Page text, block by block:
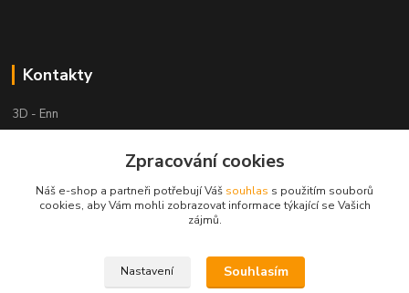
Kontakty
3D - Enn
+420 605525911
tisk-3d@seznam.cz
Zpracování cookies
Náš e-shop a partneři potřebují Váš souhlas s použitím souborů
cookies, aby Vám mohli zobrazovat informace týkající se Vašich
zájmů.
Nastavení Souhlasím